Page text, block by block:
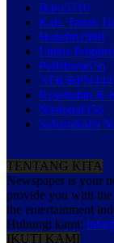
Baru5716
Kab. Tanah
Hukrim1980
Lintas Propinsi
Peristiwa656
ATR/BPN444
Kesehatan &
Nasional358
Sabanakaba
TENTANG KITA
Newspaper is your
provide you with
the entertainment
Hubungi kami:
IKUTI KAMI